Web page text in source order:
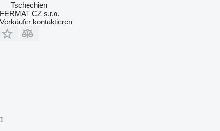
Tschechien
FERMAT CZ s.r.o.
Verkäufer kontaktieren
1